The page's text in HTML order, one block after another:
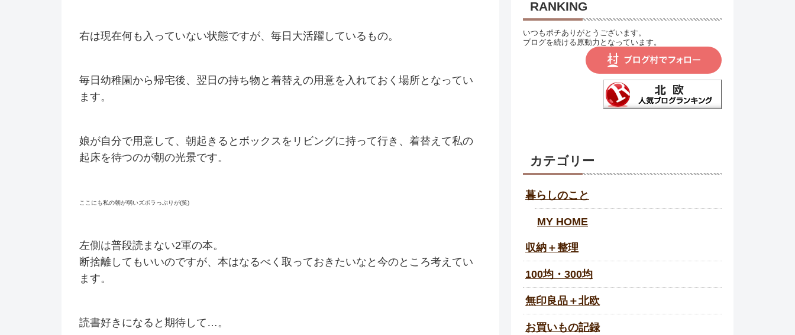
右は現在何も入っていない状態ですが、毎日大活躍しているもの。
毎日幼稚園から帰宅後、翌日の持ち物と着替えの用意を入れておく場所となってい
ます。
娘が自分で用意して、朝起きるとボックスをリビングに持って行き、着替えて私の
起床を待つのが朝の光景です。
ここにも私の朝が弱いズボラっぷりが(笑)
左側は普段読まない2軍の本。
断捨離してもいいのですが、本はなるべく取っておきたいなと今のところ考えてい
ます。
読書好きになると期待して…。
RANKING
いつもポチありがとうございます。
ブログを続ける原動力となっています。
カテゴリー
暮らしのこと
MY HOME
収納＋整理
100均・300均
無印良品＋北欧
お買いもの記録